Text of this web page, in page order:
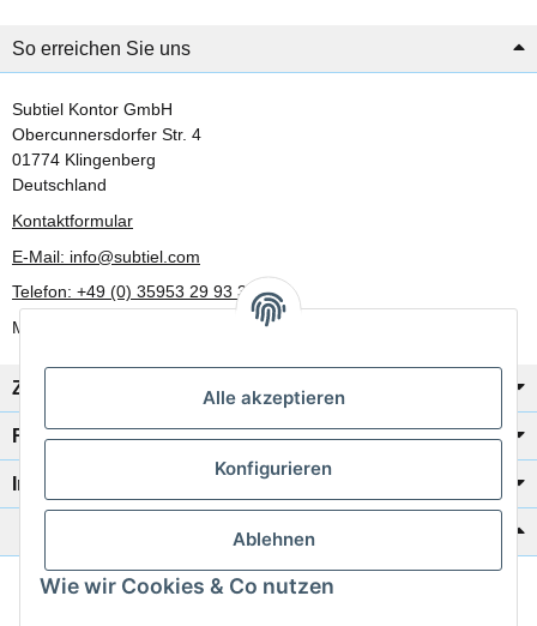
Alle akzeptieren
Konfigurieren
Ablehnen
Wie wir Cookies & Co nutzen
So erreichen Sie uns
Subtiel Kontor GmbH
Obercunnersdorfer Str. 4
01774 Klingenberg
Deutschland
Kontaktformular
E-Mail: info@subtiel.com
Telefon: +49 (0) 35953 29 93 30
Mo-Fr: 8:00 Uhr - 17:00 Uhr
Zahlung/Versand
Rechtliches
Informationen
Katalog zur Hand?
Zur Schnellbestellung